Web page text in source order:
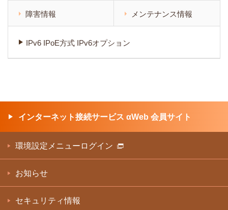
障害情報 メンテナンス情報
IPv6 IPoE方式 IPv6オプション
インターネット接続サービス αWeb 会員サイト
環境設定メニューログイン
お知らせ
セキュリティ情報